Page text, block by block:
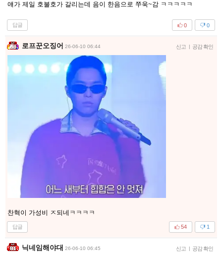
얘가 제일 호불호가 갈리는데 음이 한음으로 쭈욱~감 ㅋㅋㅋㅋㅋ
답글 0
0
로프꾼오징어 26-06-10 06:44 신고 공감 확인
찬혁이 가성비 ㅈ되네ㅋㅋㅋㅋ
답글 1
54
닉네임해야대 26-06-10 06:45 신고 | 공감 확인